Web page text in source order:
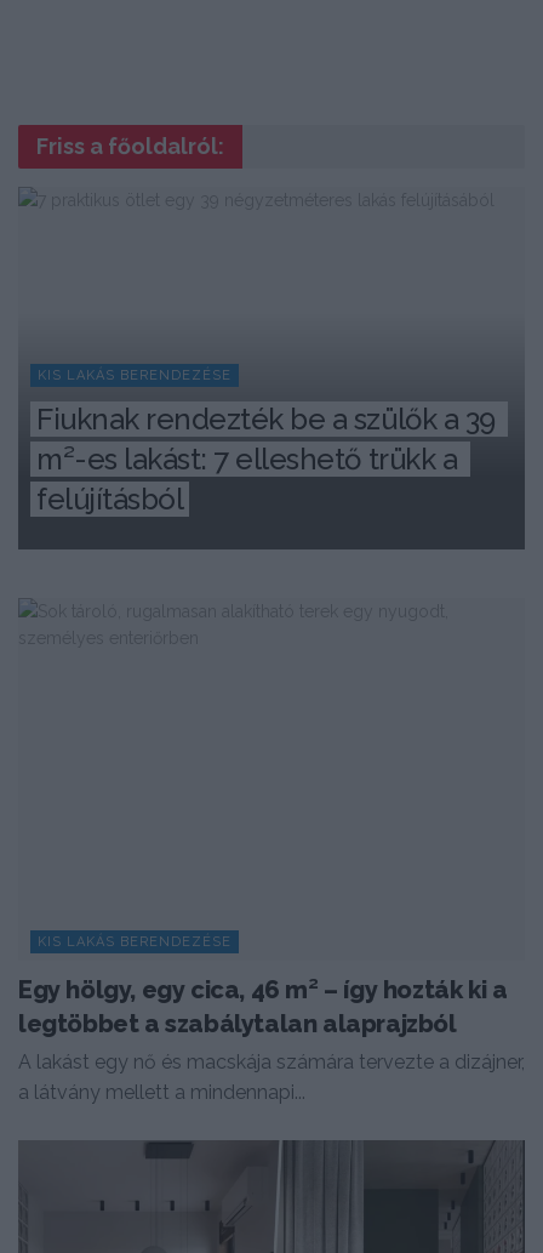
Friss a főoldalról:
KIS LAKÁS BERENDEZÉSE
Fiuknak rendezték be a szülők a 39
m²-es lakást: 7 elleshető trükk a
felújításból
KIS LAKÁS BERENDEZÉSE
Egy hölgy, egy cica, 46 m² – így hozták ki a
legtöbbet a szabálytalan alaprajzból
A lakást egy nő és macskája számára tervezte a dizájner,
a látvány mellett a mindennapi...